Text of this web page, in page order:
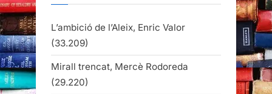
L’ambició de l’Aleix, Enric Valor
(33.209)
Mirall trencat, Mercè Rodoreda
(29.220)